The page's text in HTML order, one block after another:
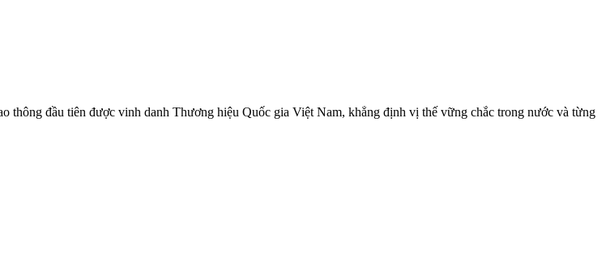
thông đầu tiên được vinh danh Thương hiệu Quốc gia Việt Nam, khẳng định vị thế vững chắc trong nước và từng